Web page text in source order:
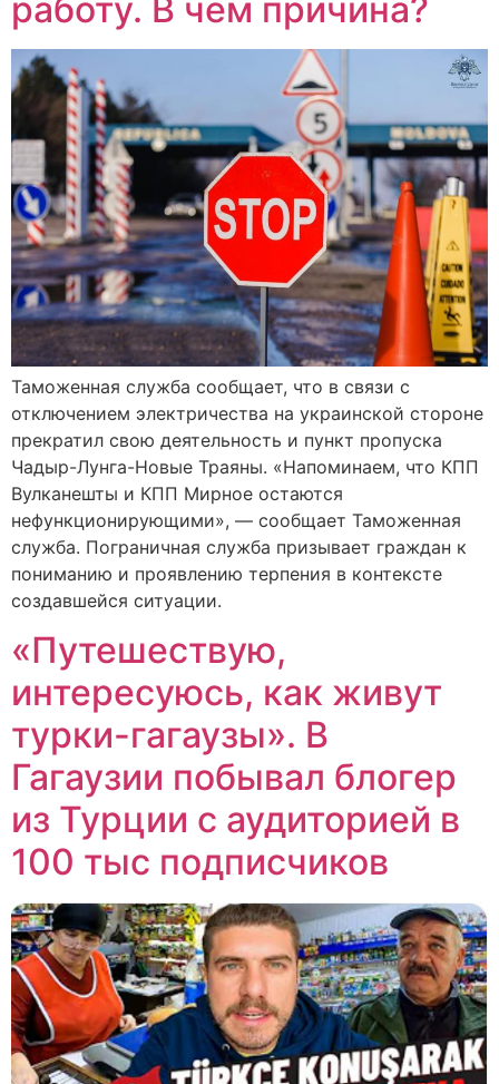
работу. В чем причина?
Таможенная служба сообщает, что в связи с
отключением электричества на украинской стороне
прекратил свою деятельность и пункт пропуска
Чадыр-Лунга-Новые Траяны. «Напоминаем, что КПП
Вулканешты и КПП Мирное остаются
нефункционирующими», — сообщает Таможенная
служба. Пограничная служба призывает граждан к
пониманию и проявлению терпения в контексте
создавшейся ситуации.
«Путешествую,
интересуюсь, как живут
турки-гагаузы». В
Гагаузии побывал блогер
из Турции c аудиторией в
100 тыс подписчиков